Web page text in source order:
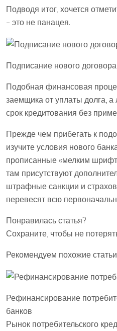
Подводя итог, хочется
– это не панацея.
Подписание нового договора
Подобная финансовая
заемщика от уплаты долга,
срок кредитования без
Прежде чем прибегать к
изучите условия нового
прописанные «мелким
там присутствуют
штрафные санкции и
перевесят всю
Понравилась статья?
Сохраните, чтобы не
Рекомендуем похожие статьи
Рефинансирование
банков
Рынок потребительского